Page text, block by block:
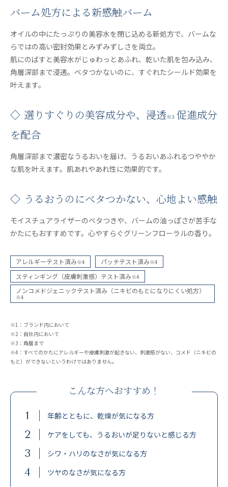
バーム処方による新感触バーム
オイルの中にたっぷりの美容水を閉じ込める新処方で、バームな
らではの高い密封効果とみずみずしさを両立。
肌にのばすと美容水がじゅわっとあふれ、乾いた肌を包み込み、
角層深部まで浸透。ベタつかないのに、すぐれたシールド効果を
叶えます。
◇ 選りすぐりの美容成分や、浸透※3 促進成分
を配合
角層深部まで濃密なうるおいを届け、うるおいあふれるつややか
な肌を叶えます。肌あれやあれ性に効果的です。
◇ うるおうのにベタつかない、心地よい感触
モイスチュアライザーのベタつきや、バームの油っぽさが苦手な
かたにもおすすめです。心やすらぐグリーンフローラルの香り。
アレルギーテスト済み※4 パッチテスト済み※4
スティンギング（皮膚刺激感）テスト済み※4
ノンコメドジェニックテスト済み（ニキビのもとになりにくい処方）
※4
※1：ブランド内において
※2：自社内において
※3：角層まで
※4：すべてのかたにアレルギーや皮膚刺激が起きない、刺激感がない、コメド（ニキビの
もと）ができないというわけではありません。
こんな方へおすすめ！
1 年齢とともに、乾燥が気になる方
2 ケアをしても、うるおいが足りないと感じる方
3 シワ・ハリのなさが気になる方
4 ツヤのなさが気になる方